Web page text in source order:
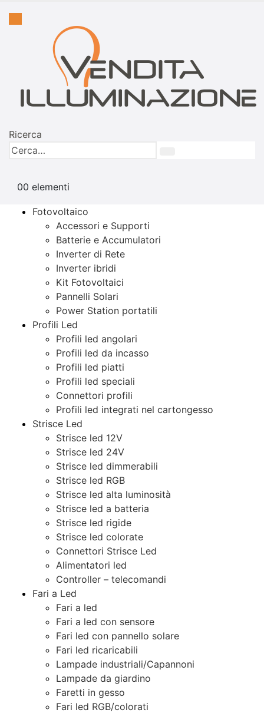
Ricerca
00 elementi
Fotovoltaico
Accessori e Supporti
Batterie e Accumulatori
Inverter di Rete
Inverter ibridi
Kit Fotovoltaici
Pannelli Solari
Power Station portatili
Profili Led
Profili led angolari
Profili led da incasso
Profili led piatti
Profili led speciali
Connettori profili
Profili led integrati nel cartongesso
Strisce Led
Strisce led 12V
Strisce led 24V
Strisce led dimmerabili
Strisce led RGB
Strisce led alta luminosità
Strisce led a batteria
Strisce led rigide
Strisce led colorate
Connettori Strisce Led
Alimentatori led
Controller – telecomandi
Fari a Led
Fari a led
Fari a led con sensore
Fari led con pannello solare
Fari led ricaricabili
Lampade industriali/Capannoni
Lampade da giardino
Faretti in gesso
Fari led RGB/colorati